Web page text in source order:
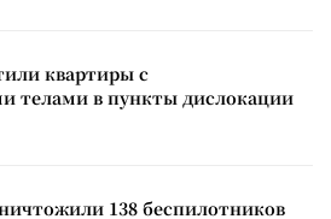
квартиры с
телами в пункты дислокации
138 беспилотников